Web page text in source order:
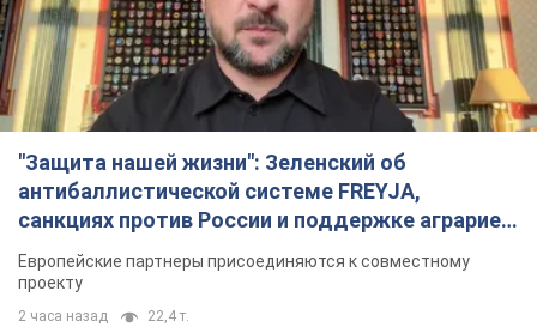
"Защита нашей жизни": Зеленский об
антибаллистической системе FREYJA,
санкциях против России и поддержке аграриев.
Видео
Европейские партнеры присоединяются к совместному
проекту
2 часа назад 22,4 т.